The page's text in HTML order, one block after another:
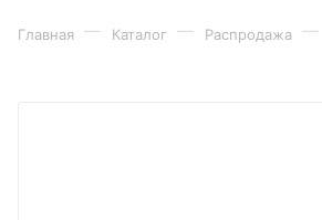
Главная — Каталог — Распродажа —